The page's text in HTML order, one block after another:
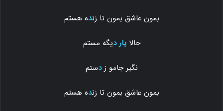
بمون عاشق بمون تا زنده هستم
حالایار دیگه مستم
نگیر جامو زدستم
بمون عاشق بمون تا زنده هستم